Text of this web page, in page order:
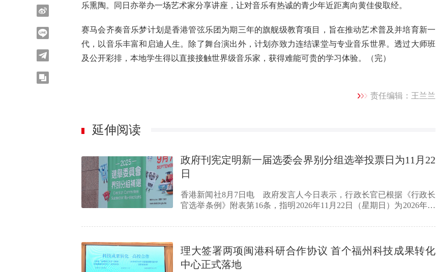
乐熏陶。同日亦举办一场艺术家分享讲座，让对音乐有热诚的青少年近距离向黄佳俊取经。
赛马会齐奏音乐梦计划是香港管弦乐团为期三年的旗舰级教育项目，旨在推动艺术普及并培育新一
代，以音乐丰富和启迪人生。除了舞台演出外，计划亦致力连结课堂与专业音乐世界。透过大师班
及公开彩排，本地学生得以直接接触世界级音乐家，获得难能可贵的学习体验。（完）
责任编辑：王兰兰
延伸阅读
政府刊宪定明新一届选委会界别分组选举投票日为11月22
日
香港新闻社8月7日电 政府发言人今日表示，行政长官已根据《行政长
官选举条例》附表第16条，指明2026年11月22日（星期日）为2026年选
理大签署两项闽港科研合作协议 首个福州科技成果转化
中心正式落地